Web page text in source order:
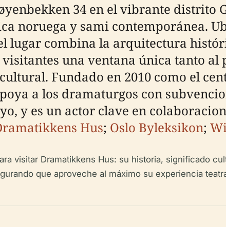
34 en el vibrante distrito
noruega y sami contemporánea.
lugar combina la arquitectura
una ventana única tanto
Fundado en 2010 como el
a los dramaturgos con
y es un actor clave en
Hus; Oslo Byleksikon;
visitar Dramatikkens Hus: su historia, significado
que aproveche al máximo su experiencia